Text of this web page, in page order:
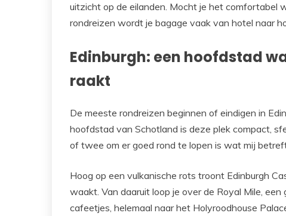
uitzicht op de eilanden. Mocht je het comfortabel
rondreizen wordt je bagage vaak van hotel naar
Edinburgh: een hoofdstad
raakt
De meeste rondreizen beginnen of eindigen in
hoofdstad van Schotland is deze plek compact,
of twee om er goed rond te lopen is wat mij
Hoog op een vulkanische rots troont Edinburgh
waakt. Van daaruit loop je over de Royal Mile,
cafeetjes, helemaal naar het Holyroodhouse